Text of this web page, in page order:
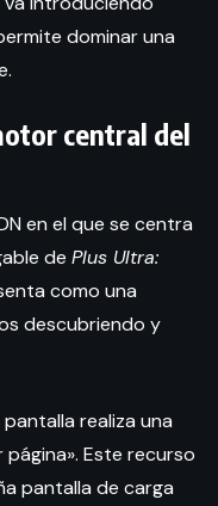
dominar una
central del
en el que se centra
de Plus Ultra:
como una
descubriendo y
realiza una
Este recurso
pantalla de carga